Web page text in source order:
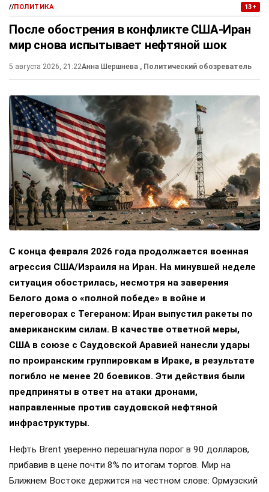
//ПОЛИТИКА 13+
После обострения в конфликте США-Иран
мир снова испытывает нефтяной шок
5 августа 2026, 21:22Анна Шершнева , Политический обозреватель
С конца февраля 2026 года продолжается военная
агрессия США/Израиля на Иран. На минувшей неделе
ситуация обострилась, несмотря на заверения
Белого дома о «полной победе» в войне и
переговорах с Тегераном: Иран выпустил ракеты по
американским силам. В качестве ответной меры,
США в союзе с Саудовской Аравией нанесли удары
по проиранским группировкам в Ираке, в результате
погибло не менее 20 боевиков. Эти действия были
предприняты в ответ на атаки дронами,
направленные против саудовской нефтяной
инфраструктуры.
Нефть Brent уверенно перешагнула порог в 90 долларов,
прибавив в цене почти 8% по итогам торгов. Мир на
Ближнем Востоке держится на честном слове: Ормузский